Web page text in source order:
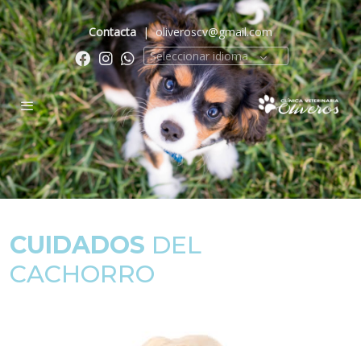
Contacta | oliveroscv@gmail.com
Seleccionar idioma
CUIDADOS DEL
CACHORRO